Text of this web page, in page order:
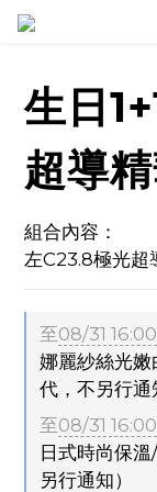
生日
超導
組合內容：
左C23.8極光
至08/31 16:00
娜麗紗絲光
代，不另行通
至08/31 16:00
日式時尚保
另行通知）